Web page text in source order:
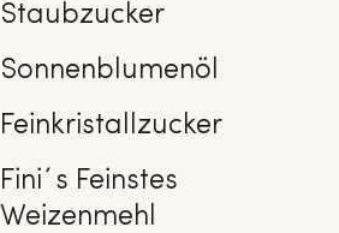
Staubzucker
Sonnenblumenöl
Feinkristallzucker
Fini´s Feinstes
Weizenmehl